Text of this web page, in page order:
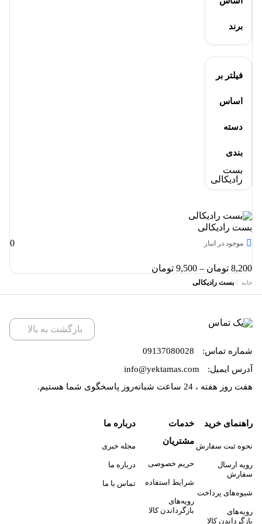
برند
فیلتر بر
اساس
دسته
بندی
بست
رادیکالی
بست رادیکالی
موجود در انبار 0
8,200 تومان –
9,500 تومانمحدوده
قیمت:
تا
خانه / بست رادیکالی
بازگشت به بالا
شماره تماس:
09137080028
آدرس ایمیل:
info@yektamas.com
هفت روز هفته ، 24 ساعت شبانه‌روز پاسخگوی شما هستیم.
راهنمای خرید
نحوه ثبت سفارش
رویه ارسال
سفارش
شیوه‌های پرداخت
رویه‌های
بازگرداندن کالا
خدمات
مشتریان
حریم خصوصی
شرایط استفاده
رویه‌های
بازگرداندن کالا
درباره ما
مجله خبری
درباره ما
تماس با ما